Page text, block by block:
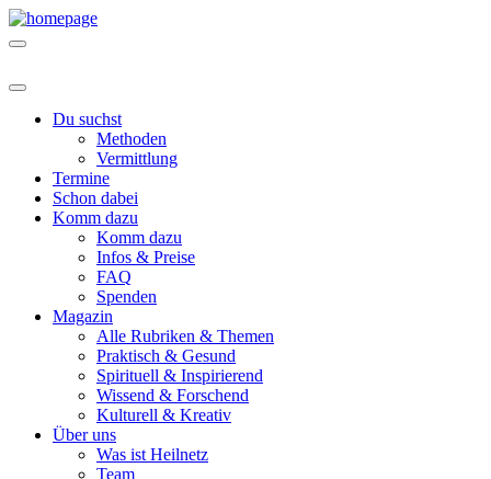
Du suchst
Methoden
Vermittlung
Termine
Schon dabei
Komm dazu
Komm dazu
Infos & Preise
FAQ
Spenden
Magazin
Alle Rubriken & Themen
Praktisch & Gesund
Spirituell & Inspirierend
Wissend & Forschend
Kulturell & Kreativ
Über uns
Was ist Heilnetz
Team